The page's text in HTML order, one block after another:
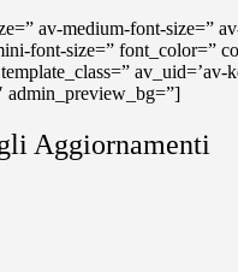
av-medium-font-size=”
font-size=” font_color=”
av_uid=’av-
admin_preview_bg=”]
Aggiornamenti